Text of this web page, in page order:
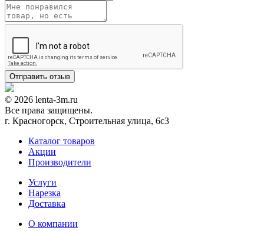
© 2026 lenta-3m.ru
Все права защищены.
г. Красногорск, Строительная улица, 6с3
Каталог товаров
Акции
Производители
Услуги
Нарезка
Доставка
О компании